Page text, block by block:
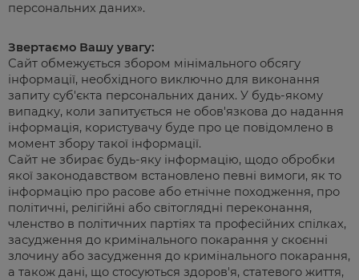
персональних даних».
Звертаємо Вашу увагу:
Сайт обмежується збором мінімального обсягу
інформації, необхідного виключно для виконання
запиту суб'єкта персональних даних. У будь-якому
випадку, коли запитується не обов'язкова до надання
інформація, користувачу буде про це повідомлено в
момент збору такої інформації.
Сайт не збирає будь-яку інформацію, щодо обробки
якої законодавством встановлено певні вимоги, як то
інформацію про расове або етнічне походження, про
політичні, релігійні або світоглядні переконання,
членство в політичних партіях та професійних спілках,
засудження до кримінального покарання у скоєнні
злочину або засудження до кримінального покарання,
а також дані, що стосуються здоров'я, статевого життя,